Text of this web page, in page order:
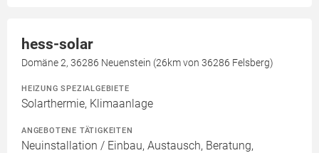
hess-solar
Domäne 2, 36286 Neuenstein (26km von 36286 Felsberg)
HEIZUNG SPEZIALGEBIETE
Solarthermie, Klimaanlage
ANGEBOTENE TÄTIGKEITEN
Neuinstallation / Einbau, Austausch, Beratung,